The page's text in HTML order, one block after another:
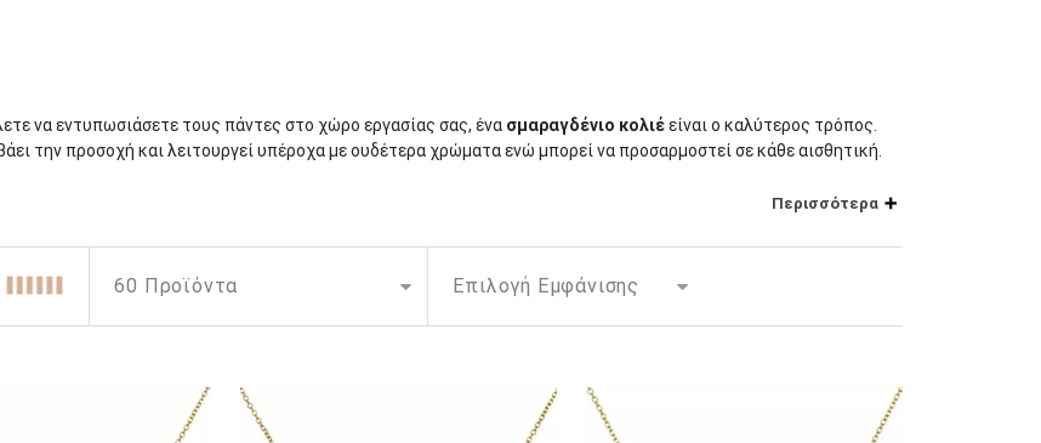
να εντυπωσιάσετε τους πάντες στο χώρο εργασίας σας, ένα σμαραγδένιο κολιέείναι ο καλύτερος τρόπος.
την προσοχή και λειτουργεί υπέροχα με ουδέτερα χρώματα ενώ μπορεί να προσαρμοστεί σε κάθε αισθητική.
ο πολύτιμος λίθος της Αφροδίτης. Οι άνθρωποι το συνέδεσαν με την ομορφιά, την αγάπη και την άνοιξη. Και ενώ
λίθοι έχουν ιδιότητες που συνδέονται με την ευημερία ενός ατόμου. Σύμφωνα με τη πεποίθηση αυτή,
προσελκύσει την αγάπη, την καλή τύχη και την αρμονία. Αν και δεν μπορούμε να γνωρίζουμε με βεβαιότητα ότι
αλλά και άλλους πολύτιμους λίθους αποτελούν μερικές μόνο από τις επιλογές που η συλλογή των
λάμψη και κομψότητα κάθε στιγμή της ημέρας. Και για όσους είναι γεννημένοι το Μάιο, ένα
κολιέ με σμαράγδι
Περισσότερα